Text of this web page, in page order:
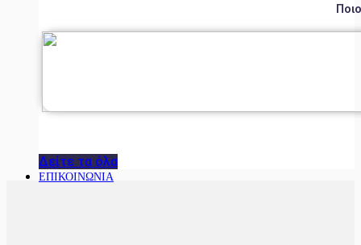
Δείτε τα όλα
ΕΠΙΚΟΙΝΩΝΙΑ